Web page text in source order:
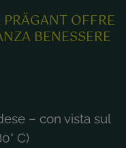
OFFRE
BENESSERE
– con vista sul
C)